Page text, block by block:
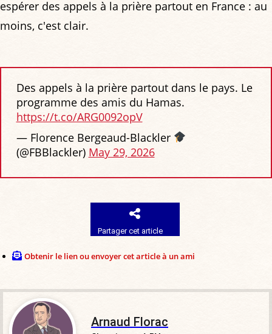
espérer des appels à la prière partout en France : au
moins, c'est clair.
Des appels à la prière partout dans le pays. Le
programme des amis du Hamas.
https://t.co/ARG0092opV
— Florence Bergeaud-Blackler
(@FBBlackler) May 29, 2026
Partager cet article
Obtenir le lien ou envoyer cet article à un ami
Arnaud Florac